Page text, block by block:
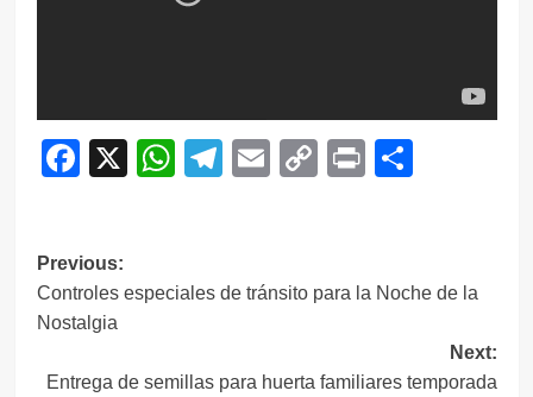
Facebook
X WhatsApp
Telegram
EmailCopy
Print
Navegación
de
entradas
Previous:
Controles especiales de tránsito para la Noche de la
Nostalgia
Next:
Entrega de semillas para huerta familiares temporada